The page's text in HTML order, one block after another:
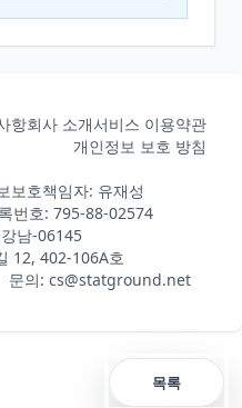
항회사 소개서비스 이용약관
개인정보 보호 방침
보호책임자: 유재성
번호: 795-88-02574
남-06145
12, 402-106A호
의: cs@statground.net
목록